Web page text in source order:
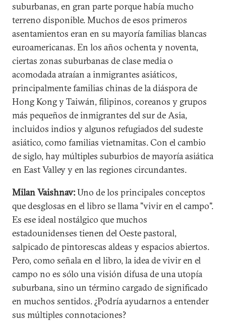
suburbanas, en gran parte porque había mucho
terreno disponible. Muchos de esos primeros
asentamientos eran en su mayoría familias blancas
euroamericanas. En los años ochenta y noventa,
ciertas zonas suburbanas de clase media o
acomodada atraían a inmigrantes asiáticos,
principalmente familias chinas de la diáspora de
Hong Kong y Taiwán, filipinos, coreanos y grupos
más pequeños de inmigrantes del sur de Asia,
incluidos indios y algunos refugiados del sudeste
asiático, como familias vietnamitas. Con el cambio
de siglo, hay múltiples suburbios de mayoría asiática
en East Valley y en las regiones circundantes.
Milan Vaishnav:Uno de los principales conceptos
que desglosas en el libro se llama "vivir en el campo".
Es ese ideal nostálgico que muchos
estadounidenses tienen del Oeste pastoral,
salpicado de pintorescas aldeas y espacios abiertos.
Pero, como señala en el libro, la idea de vivir en el
campo no es sólo una visión difusa de una utopía
suburbana, sino un término cargado de significado
en muchos sentidos. ¿Podría ayudarnos a entender
sus múltiples connotaciones?